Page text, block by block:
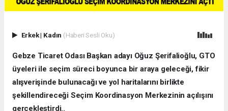
Erkek| Kadın (Haberi Sesli Oku)
Gebze Ticaret Odası Başkan adayı Oğuz Şerifalioğlu, GTO
üyeleri ile seçim süreci boyunca bir araya geleceği, fikir
alışverişinde bulunacağı ve yol haritalarını birlikte
şekillendireceği Seçim Koordinasyon Merkezinin açılışını
gerçekleştirdi..